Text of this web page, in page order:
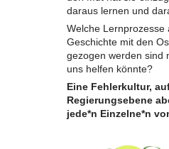
daraus lernen und
Welche Lernprozesse
Geschichte mit den
gezogen werden sind
uns helfen könnte?
Eine Fehlerkultur,
Regierungsebene
jede*n Einzelne*n